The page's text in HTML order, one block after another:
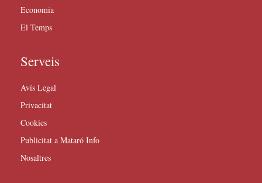
Economia
El Temps
Serveis
Avís Legal
Privacitat
Cookies
Publicitat a Mataró Info
Nosaltres